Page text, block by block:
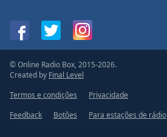
© Online Radio Box, 2015-2026.
Created by Final Level
Termos e condições
Privacidade
Feedback
Botões Para estações de rádio